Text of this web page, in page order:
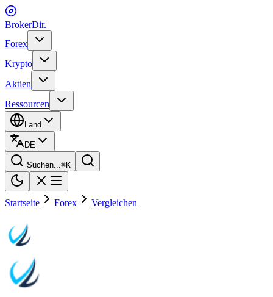
BrokerDir.
Forex
Krypto
Aktien
Ressourcen
Land
DE
Suchen...⌘K
Startseite Forex Vergleichen